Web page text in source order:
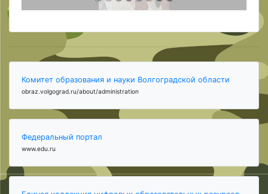
Комитет образования и науки Волгоградской области
obraz.volgograd.ru/about/administration
Федеральный портал
www.edu.ru